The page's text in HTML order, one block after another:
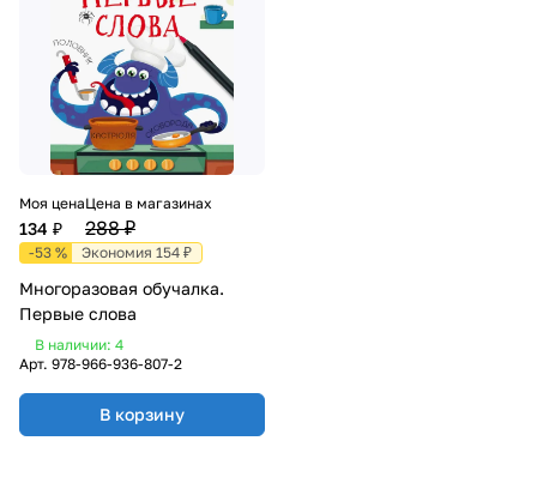
Моя цена
134 ₽
Цена в магазинах
288 ₽
-53 % Экономия 154 ₽
Многоразовая обучалка.
Первые слова
В наличии: 4
Арт. 978-966-936-807-2
В корзину